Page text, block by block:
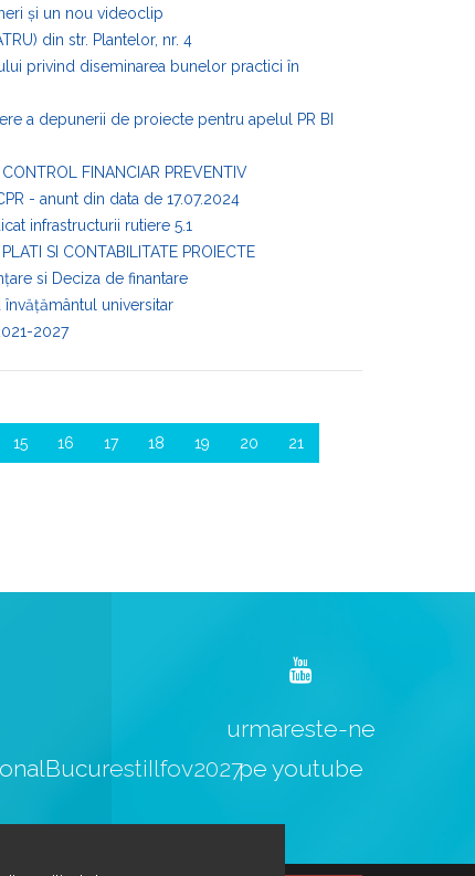
și un nou videoclip
din str. Plantelor, nr. 4
privind diseminarea bunelor practici în
a depunerii de proiecte pentru apelul PR BI
FINANCIAR PREVENTIV
- anunt din data de 17.07.2024
infrastructurii rutiere 5.1
SI CONTABILITATE PROIECTE
si Deciza de finantare
universitar
2027
15 16 17 18 19 20 21
urmareste-ne
pe youtube